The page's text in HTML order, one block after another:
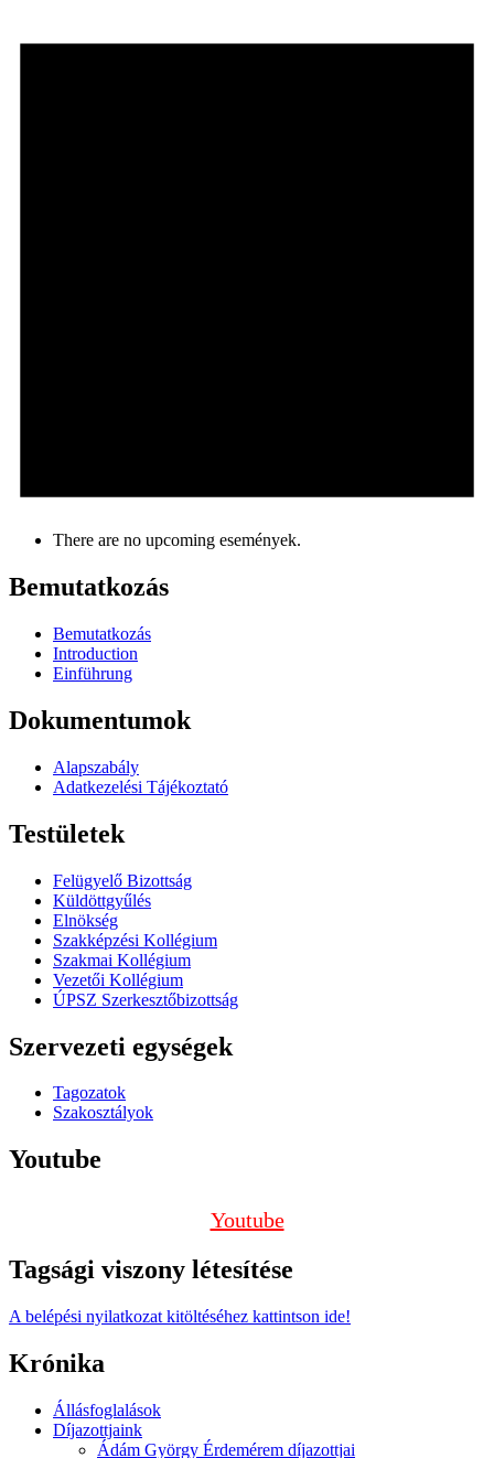
There are no upcoming események.
Bemutatkozás
Bemutatkozás
Introduction
Einführung
Dokumentumok
Alapszabály
Adatkezelési Tájékoztató
Testületek
Felügyelő Bizottság
Küldöttgyűlés
Elnökség
Szakképzési Kollégium
Szakmai Kollégium
Vezetői Kollégium
ÚPSZ Szerkesztőbizottság
Szervezeti egységek
Tagozatok
Szakosztályok
Youtube
Youtube
Tagsági viszony létesítése
A belépési nyilatkozat kitöltéséhez kattintson ide!
Krónika
Állásfoglalások
Díjazottjaink
Ádám György Érdemérem díjazottjai